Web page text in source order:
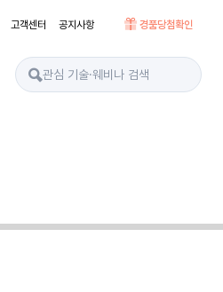
고객센터 공지사항 경품당첨확인